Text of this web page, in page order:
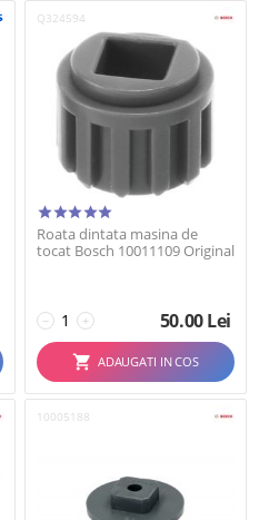
Q324594
Roata dintata masina de
tocat Bosch 10011109 Original
+
− 50.00Lei
ADAUGATI IN COS
10005188